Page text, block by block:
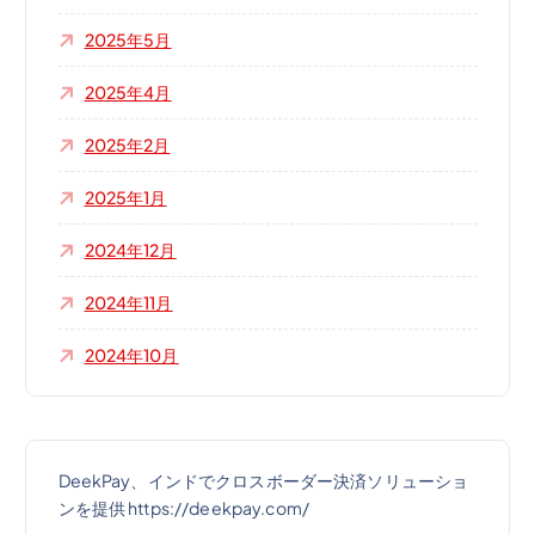
2025年5月
2025年4月
2025年2月
2025年1月
2024年12月
2024年11月
2024年10月
DeekPay、インドでクロスボーダー決済ソリューショ
ンを提供 https://deekpay.com/